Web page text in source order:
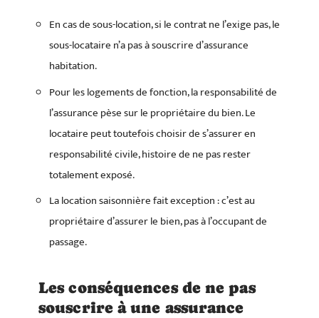
En cas de sous-location, si le contrat ne l’exige pas, le
sous-locataire n’a pas à souscrire d’assurance
habitation.
Pour les logements de fonction, la responsabilité de
l’assurance pèse sur le propriétaire du bien. Le
locataire peut toutefois choisir de s’assurer en
responsabilité civile, histoire de ne pas rester
totalement exposé.
La location saisonnière fait exception : c’est au
propriétaire d’assurer le bien, pas à l’occupant de
passage.
Les conséquences de ne pas
souscrire à une assurance